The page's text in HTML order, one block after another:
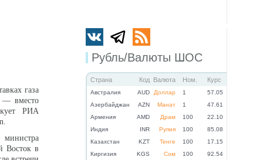
Рубль/Валюты ШОС
Страна Код Валюта Ном. Курс
Австралия AUD Доллар 1
57.05
Азербайджан
AZN Манат 1
47.61
Армения
AMD Драм 100
22.10
Индия
INR Рупия 100
85.08
Казахстан
KZT Тенге 100
17.15
Киргизия
KGS Сом 100
92.54
газа
— вместо
РИА
Восток в